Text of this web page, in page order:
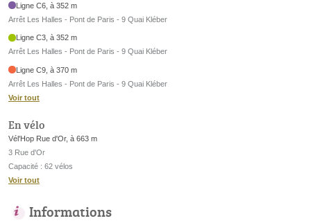
Ligne C6, à 352 m
Arrêt Les Halles - Pont de Paris - 9 Quai Kléber
Ligne C3, à 352 m
Arrêt Les Halles - Pont de Paris - 9 Quai Kléber
Ligne C9, à 370 m
Arrêt Les Halles - Pont de Paris - 9 Quai Kléber
Voir tout
En vélo
Vél'Hop Rue d'Or, à 663 m
3 Rue d'Or
Capacité : 62 vélos
Voir tout
Informations